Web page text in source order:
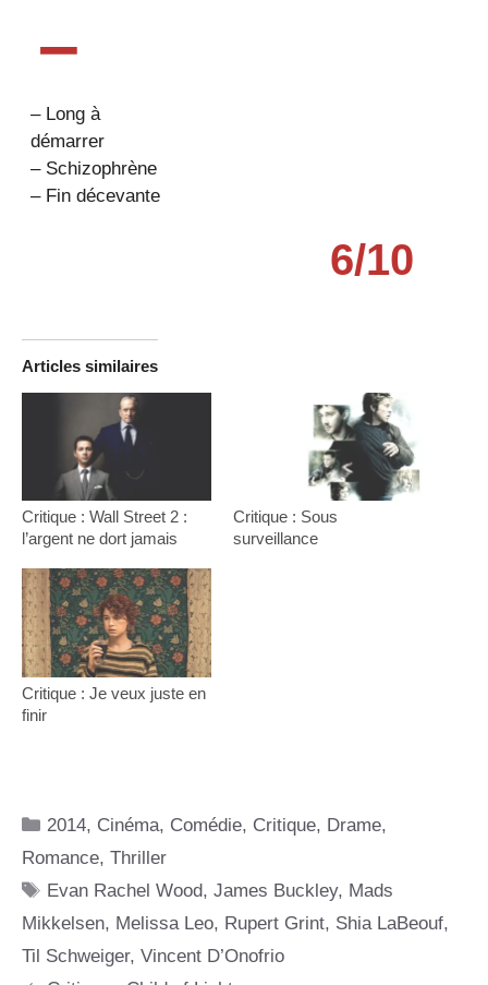
–
– Long à
démarrer
– Schizophrène
– Fin décevante
6/10
Articles similaires
Critique : Wall Street 2 :
l’argent ne dort jamais
Critique : Sous
surveillance
Critique : Je veux juste en
finir
Catégories
2014, Cinéma, Comédie, Critique, Drame,
Romance, Thriller
Étiquettes
Evan Rachel Wood,James Buckley, Mads
Mikkelsen, Melissa Leo, Rupert Grint, Shia LaBeouf,
Til Schweiger, Vincent D’Onofrio